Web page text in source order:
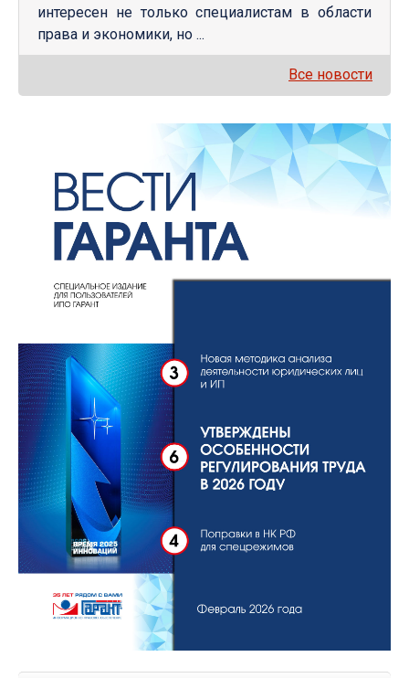
интересен не только специалистам в области
права и экономики, но ...
Все новости